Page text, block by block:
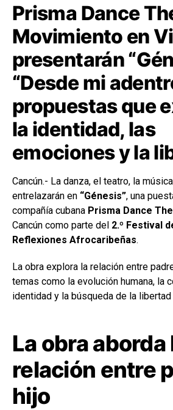
Prisma Dance
Movimiento en
presentarán
“Desde mi
propuestas que
la identidad, las
emociones y la
Cancún.- La danza, el teatro, la
entrelazarán en “Génesis”, una
compañía cubana Prisma Dance
Cancún como parte del 2.º Festival
Reflexiones Afrocaribeñas.
La obra explora la relación entre
temas como la evolución humana, la
identidad y la búsqueda de la libertad
La obra aborda
relación entre
hijo